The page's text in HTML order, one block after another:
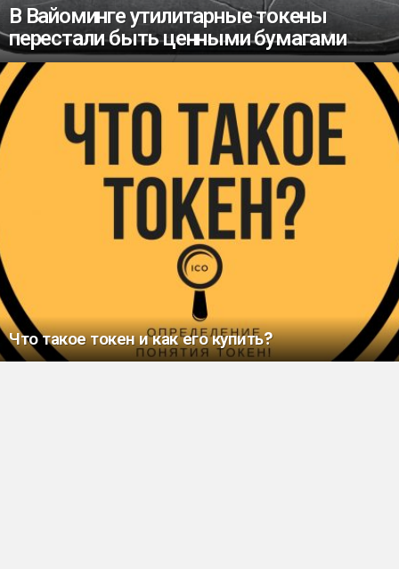
В Вайоминге утилитарные токены
перестали быть ценными бумагами
Что такое токен и как его купить?